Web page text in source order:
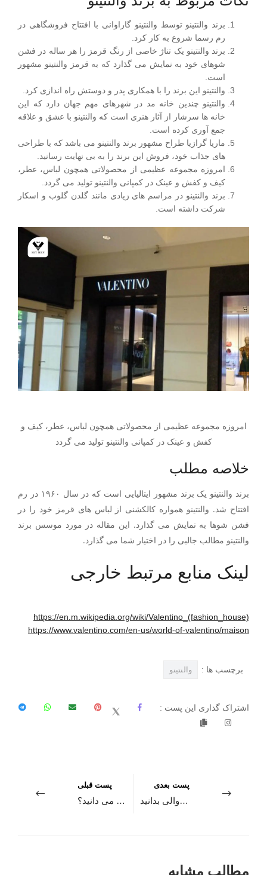
برند والنتینو توسط والنتینو گاراوانی با افتتاح فروشگاهی در
رم رسما شروع به کار کرد.
برند والنتینو یک تناژ خاصی از رنگ قرمز را هر ساله در فشن
شوهای خود به نمایش می گذارد که به قرمز والنتینو مشهور
است‌.
والنتینو این برند را با همکاری پدر و دوستش راه اندازی کرد.
والنتینو چندین خانه مد در شهرهای مهم جهان دارد که این
خانه ها سرشار از آثار هنری است که والنتینو با عشق و علاقه
جمع آوری کرده است.
ماریا گرازیا طراح مشهور برند والنتینو می باشد که با طراحی
های جذاب خود، فروش این برند را به بی نهایت رسانید.
امروزه مجموعه عظیمی از محصولاتی همچون لباس، عطر،
کیف و کفش و عینک در کمپانی والنتینو تولید می گردد.
برند والنتینو در مراسم های زیادی مانند گلدن گلوب و اسکار
شرکت داشته است.
امروزه مجموعه عظیمی از محصولاتی همچون لباس، عطر، کیف و
کفش و عینک در کمپانی والنتینو تولید می گردد
خلاصه مطلب
برند والنتینو یک برند مشهور ایتالیایی است که در سال ۱۹۶۰ در رم
افتتاح شد. والنتینو همواره کالکشنی از لباس های قرمز خود را در
فشن شوها به نمایش می گذارد. این مقاله در مورد موسس برند
والنتینو مطالب جالبی را در اختیار شما می گذارد.
لینک منابع مرتبط خارجی
https://en.m.wikipedia.org/wiki/Valentino_(fashion_house)
https://www.valentino.com/en-us/world-of-valentino/maison
برچسب ها : والنتينو
اشتراک گذاری این پست :
پست قبلی
از برند مشهور لاگوست چه می دانید؟
پست بعدی
هر آنچه باید درباره برند کاوالی بدانید!
مطالب مشابه